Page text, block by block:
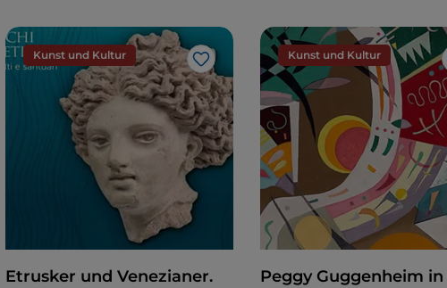
Kunst und Kultur
Like
Etrusker und Venezianer.
Kunst und Kultur
Peggy Guggenheim in